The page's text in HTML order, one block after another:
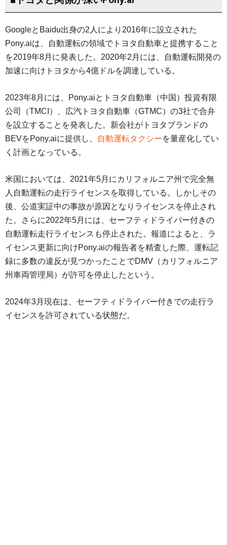
GoogleとBaidu出身の2人により2016年に設立された
Pony.aiは、自動運転の領域でトヨタ自動車と提携すること
を2019年8月に発表した。2020年2月には、自動運転開発の
加速に向けトヨタから4億ドルを調達している。
2023年8月には、Pony.aiとトヨタ自動車（中国）投資有限
公司（TMCI）、広汽トヨタ自動車（GTMC）の3社で合弁
を設立することを発表した。新会社がトヨタブランドの
BEVをPony.aiに提供し、
自動運転タクシーを量産化してい
く計画となっている。
米国においては、2021年5月にカリフォルニア州で完全無
人自動運転の走行ライセンスを取得している。しかしその
後、公道実証中の事故が原因となりライセンスを停止され
た。さらに2022年5月には、セーフティドライバー付きの
自動運転走行ライセンスも停止された。報道によると、ラ
イセンス更新に向けPony.aiの報告者を精査した際、運転記
録に多数の違反が見つかったことでDMV（カリフォルニア
州車両管理局）が許可を停止したという。
2024年3月現在は、セーフティドライバー付きでの走行ラ
イセンスを許可されている状態だ。